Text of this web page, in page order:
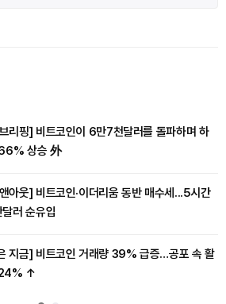
리핑] 비트코인이 6만7천달러를 돌파하며 하
상승 外
아웃] 비트코인·이더리움 동반 매수세...5시간
러 순유입
지금] 비트코인 거래량 39% 급증…공포 속 활
24% ↑